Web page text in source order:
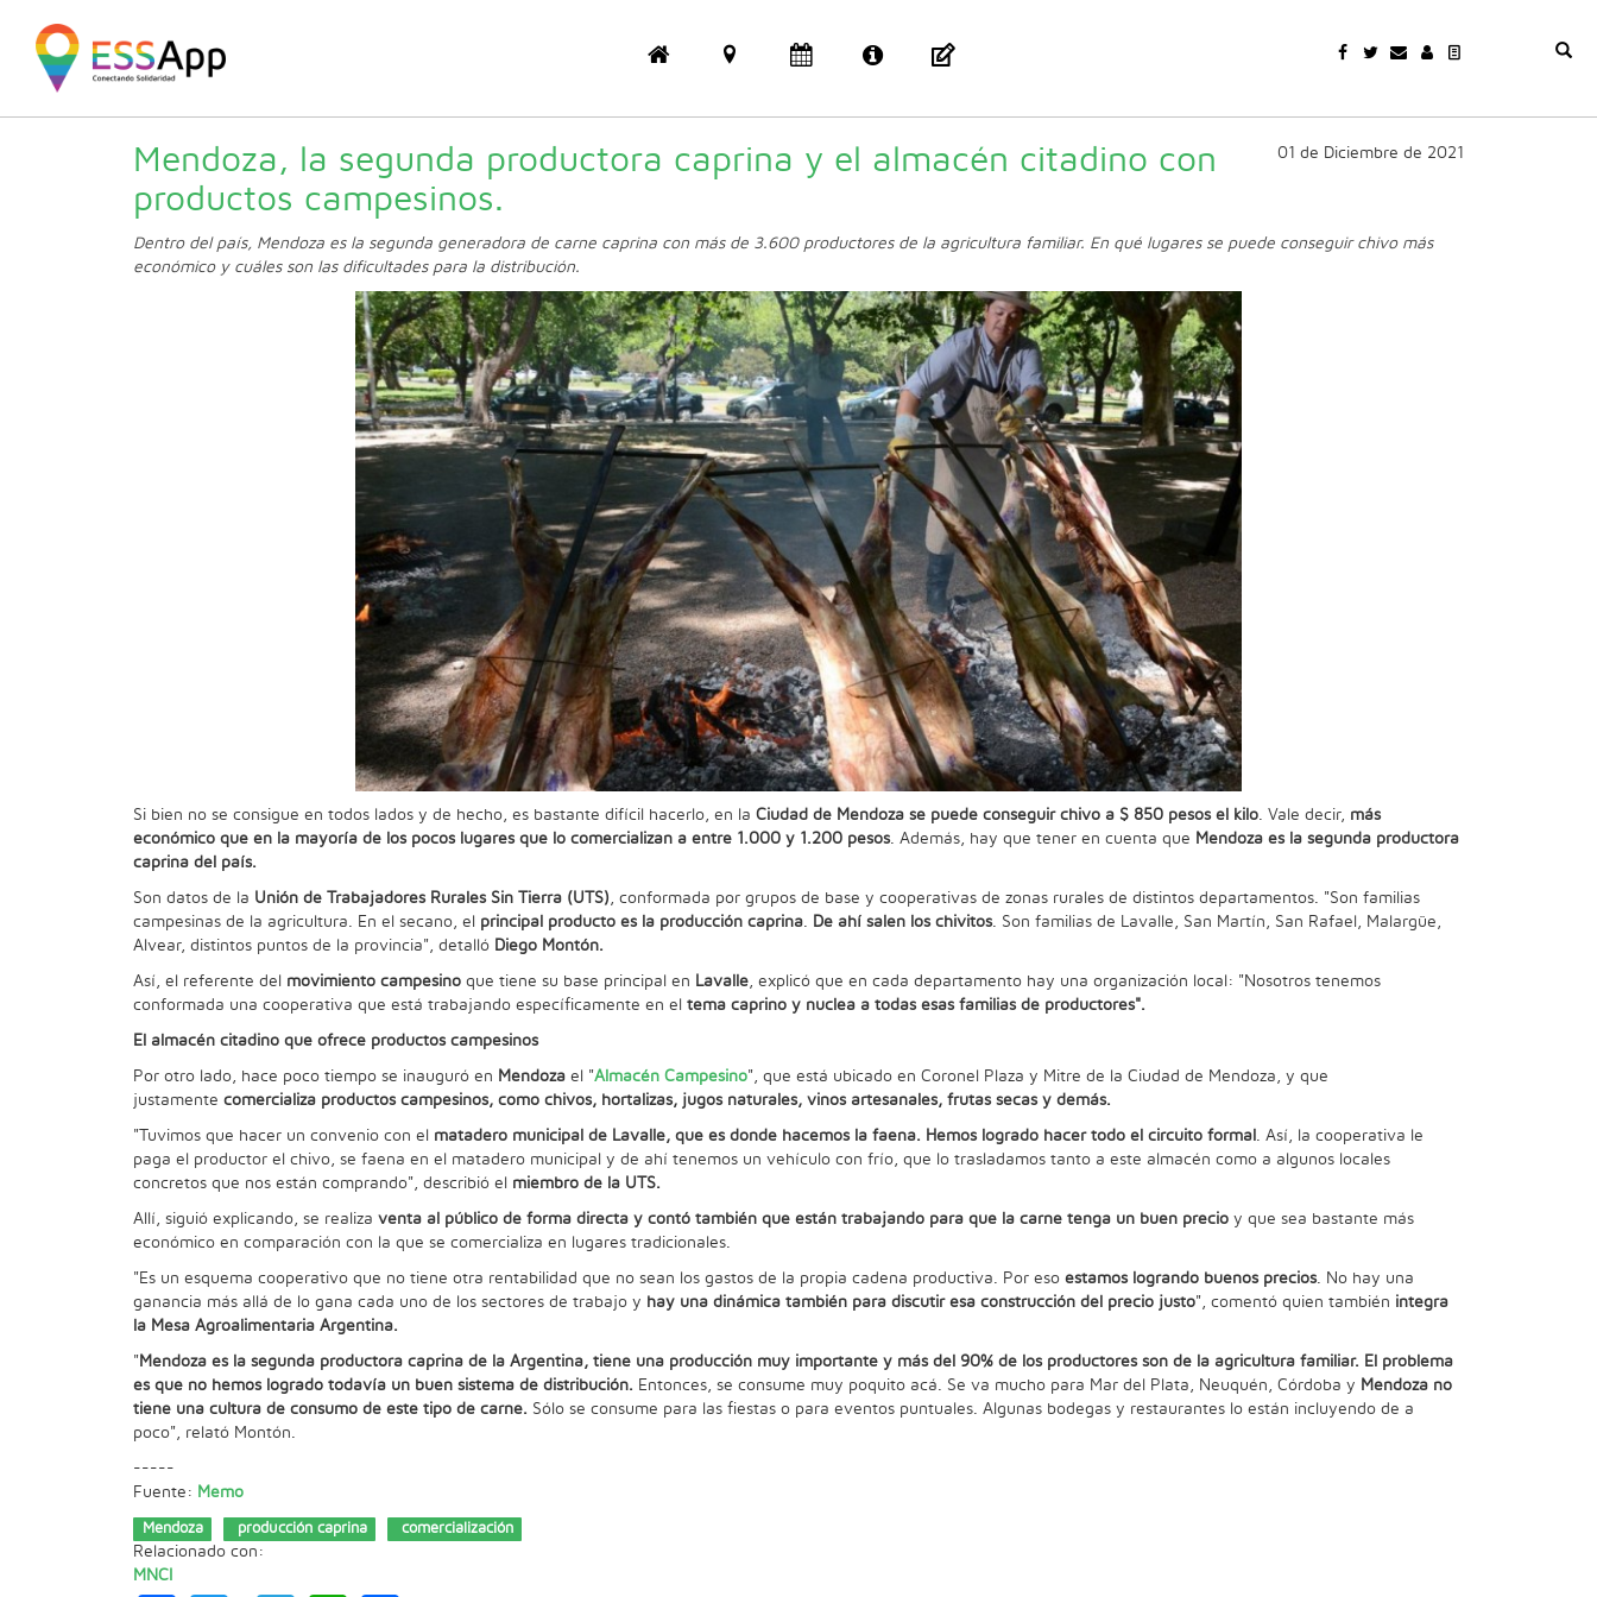
01 de Diciembre de 2021
Mendoza, la segunda productora caprina y el almacén citadino con
productos campesinos.
Dentro del país, Mendoza es la segunda generadora de carne caprina con más de 3.600 productores de la agricultura familiar. En qué lugares se puede conseguir chivo más
económico y cuáles son las dificultades para la distribución.
Si bien no se consigue en todos lados y de hecho, es bastante difícil hacerlo, en la Ciudad de Mendoza se puede conseguir chivo a $ 850 pesos el kilo . Vale decir, más
económico que en la mayoría de los pocos lugares que lo comercializan a entre 1.000 y 1.200 pesos. Además, hay que tener en cuenta que Mendoza es la segunda productora
caprina del país.
Son datos de la Unión de Trabajadores Rurales Sin Tierra (UTS) , conformada por grupos de base y cooperativas de zonas rurales de distintos departamentos. "Son familias
campesinas de la agricultura. En el secano, el principal producto es la producción caprina De ahí salen los chivitos. Son familias de Lavalle, San Martín, San Rafael, Malargüe,
Alvear, distintos puntos de la provincia", detalló Diego Montón.
Así, el referente del movimiento campesino que tiene su base principal en Lavalle , explicó que en cada departamento hay una organización local: "Nosotros tenemos
conformada una cooperativa que está trabajando específicamente en el tema caprino y nuclea a todas esas familias de productores".
El almacén citadino que ofrece productos campesinos
Por otro lado, hace poco tiempo se inauguró en Mendoza el "Almacén Campesino", que está ubicado en Coronel Plaza y Mitre de la Ciudad de Mendoza, y que
justamente comercializa productos campesinos, como chivos, hortalizas, jugos naturales, vinos artesanales, frutas secas y demás.
"Tuvimos que hacer un convenio con el matadero municipal de Lavalle, que es donde hacemos la faena. Hemos logrado hacer todo el circuito formal
. Así, la cooperativa le
paga el productor el chivo, se faena en el matadero municipal y de ahí tenemos un vehículo con frío, que lo trasladamos tanto a este almacén como a algunos locales
concretos que nos están comprando", describió el miembro de la UTS.
Allí, siguió explicando, se realiza venta al público de forma directa y contó también que están trabajando para que la carne tenga un buen precio y que sea bastante más
económico en comparación con la que se comercializa en lugares tradicionales.
"Es un esquema cooperativo que no tiene otra rentabilidad que no sean los gastos de la propia cadena productiva. Por eso estamos logrando buenos precios. No hay una
ganancia más allá de lo gana cada uno de los sectores de trabajo y hay una dinámica también para discutir esa construcción del precio justo", comentó quien también integra
la Mesa Agroalimentaria Argentina.
"Mendoza es la segunda productora caprina de la Argentina, tiene una producción muy importante y más del 90% de los productores son de la agricultura familiar. El problema
es que no hemos logrado todavía un buen sistema de distribución. Entonces, se consume muy poquito acá. Se va mucho para Mar del Plata, Neuquén, Córdoba y Mendoza no
tiene una cultura de consumo de este tipo de carne. Sólo se consume para las fiestas o para eventos puntuales. Algunas bodegas y restaurantes lo están incluyendo de a
poco", relató Montón.
-----
Fuente: Memo
Mendoza producción caprina comercialización
Relacionado con:
MNCI